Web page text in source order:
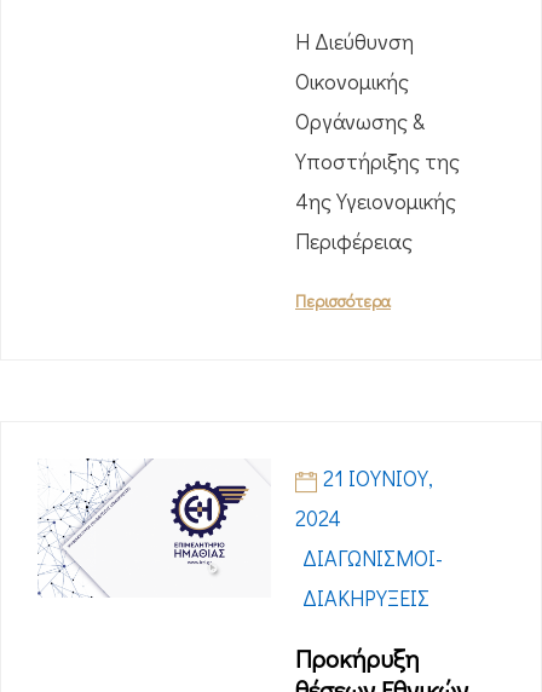
Η Διεύθυνση
Οικονομικής
Οργάνωσης &
Υποστήριξης της
4ης Υγειονομικής
Περιφέρειας
Περισσότερα
21 ΙΟΥΝΊΟΥ,
2024
ΔΙΑΓΩΝΙΣΜΟΊ-
ΔΙΑΚΗΡΎΞΕΙΣ
Προκήρυξη